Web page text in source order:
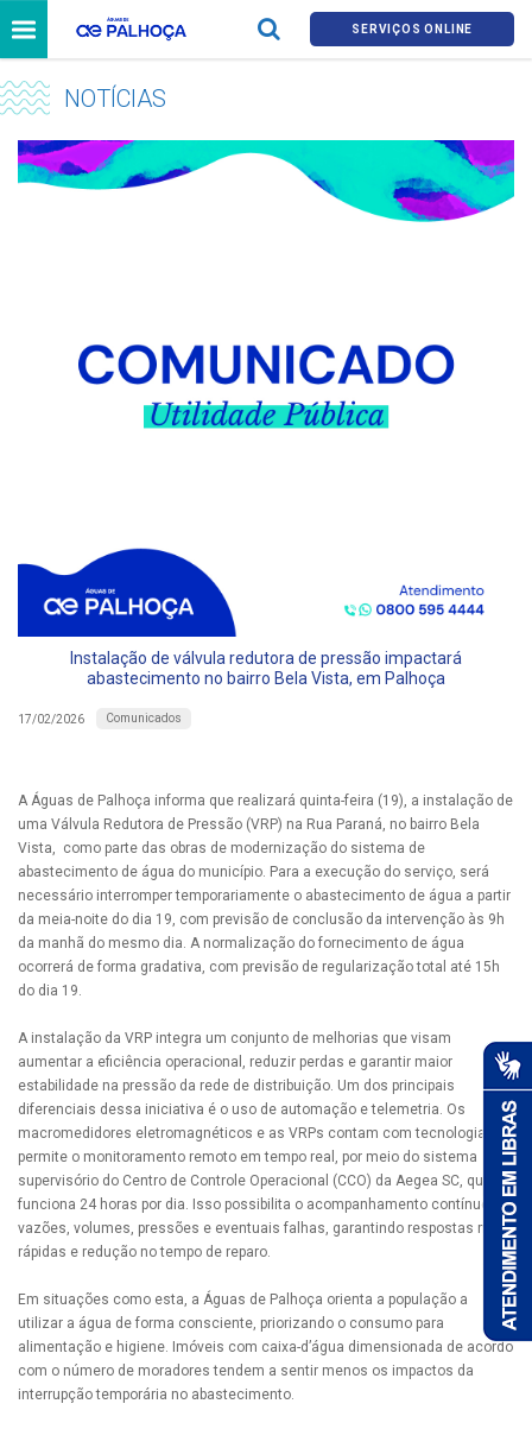
SERVIÇOS ONLINE
NOTÍCIAS
Instalação de válvula redutora de pressão impactará
abastecimento no bairro Bela Vista, em Palhoça
17/02/2026 Comunicados
A Águas de Palhoça informa que realizará quinta-feira (19), a instalação de
uma Válvula Redutora de Pressão (VRP) na Rua Paraná, no bairro Bela
Vista, como parte das obras de modernização do sistema de
abastecimento de água do município. Para a execução do serviço, será
necessário interromper temporariamente o abastecimento de água a partir
da meia-noite do dia 19, com previsão de conclusão da intervenção às 9h
da manhã do mesmo dia. A normalização do fornecimento de água
ocorrerá de forma gradativa, com previsão de regularização total até 15h
do dia 19.
A instalação da VRP integra um conjunto de melhorias que visam
aumentar a eficiência operacional, reduzir perdas e garantir maior
estabilidade na pressão da rede de distribuição. Um dos principais
diferenciais dessa iniciativa é o uso de automação e telemetria. Os
macromedidores eletromagnéticos e as VRPs contam com tecnologia que
permite o monitoramento remoto em tempo real, por meio do sistema
supervisório do Centro de Controle Operacional (CCO) da Aegea SC, que
funciona 24 horas por dia. Isso possibilita o acompanhamento contínuo de
vazões, volumes, pressões e eventuais falhas, garantindo respostas mais
rápidas e redução no tempo de reparo.
Em situações como esta, a Águas de Palhoça orienta a população a
utilizar a água de forma consciente, priorizando o consumo para
alimentação e higiene. Imóveis com caixa-d’água dimensionada de acordo
com o número de moradores tendem a sentir menos os impactos da
interrupção temporária no abastecimento.